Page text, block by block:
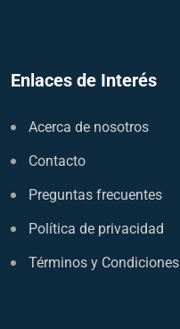
Enlaces de Interés
Acerca de nosotros
Contacto
Preguntas frecuentes
Política de privacidad
Términos y Condiciones